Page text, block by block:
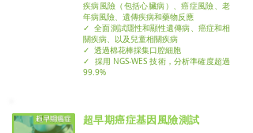
疾病風險（包括心臟病）、癌症風險、老
年病風險、遺傳疾病和藥物反應
✓ 全面測試隱性和顯性遺傳病、癌症和相
關疾病、以及兒童相關疾病
✓ 透過棉花棒採集口腔細胞
✓ 採用 NGS-WES 技術，分析準確度超過
99.9%
超早期癌症基因風險測試